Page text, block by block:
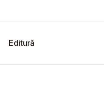
Editură